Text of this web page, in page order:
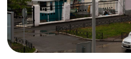
в середине IV века н.э., в эпоху
Флавиев. Специально обученная
Яндекса с помощью машинных
восстановила отсутствующие
античной мозаики. Рисунок,
у нейросети, был перенесён на
здания на ул.. Попова, 9 с помощью